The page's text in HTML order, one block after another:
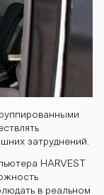
gs
затруднений.
HARVEST
в реальном